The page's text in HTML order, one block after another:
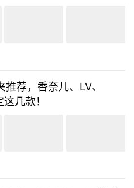
荐，香奈儿、LV、
几款！